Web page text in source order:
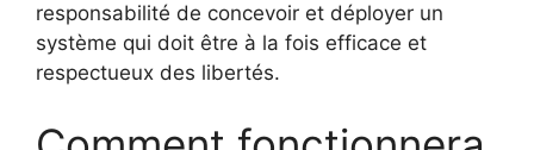
responsabilité de concevoir et déployer un
système qui doit être à la fois efficace et
respectueux des libertés.